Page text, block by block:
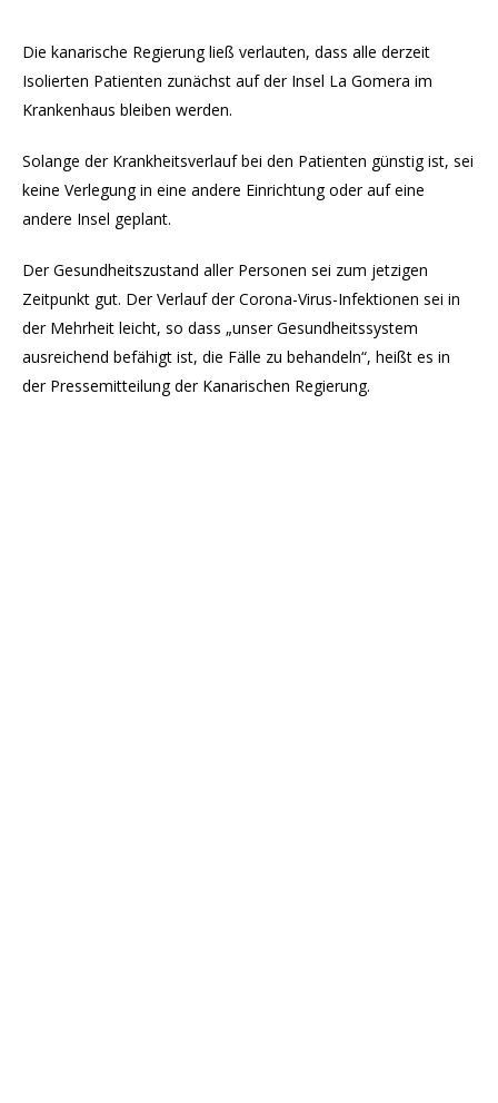
Die kanarische Regierung ließ verlauten, dass alle derzeit
Isolierten Patienten zunächst auf der Insel La Gomera im
Krankenhaus bleiben werden.
Solange der Krankheitsverlauf bei den Patienten günstig ist, sei
keine Verlegung in eine andere Einrichtung oder auf eine
andere Insel geplant.
Der Gesundheitszustand aller Personen sei zum jetzigen
Zeitpunkt gut. Der Verlauf der Corona-Virus-Infektionen sei in
der Mehrheit leicht, so dass „unser Gesundheitssystem
ausreichend befähigt ist, die Fälle zu behandeln“, heißt es in
der Pressemitteilung der Kanarischen Regierung.